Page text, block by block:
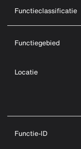
Functieclassificatie
Functiegebied
Locatie
Functie-ID